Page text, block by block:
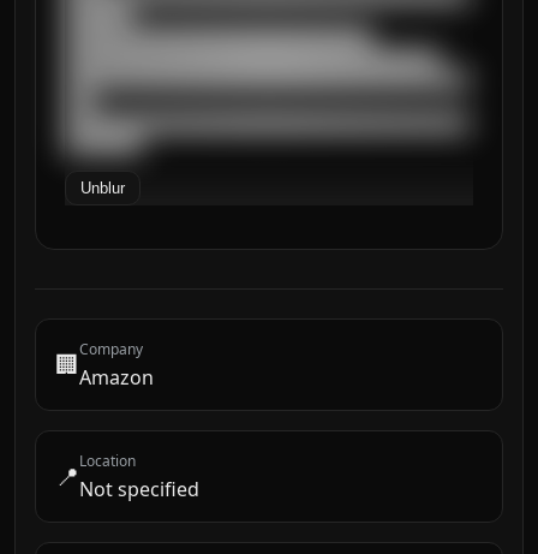
████████████████████████████████
███████████████████████████████████████
██████████████████████████████████████████
████████
Unblur
🏢Company
Amazon
📍Location
Not specified